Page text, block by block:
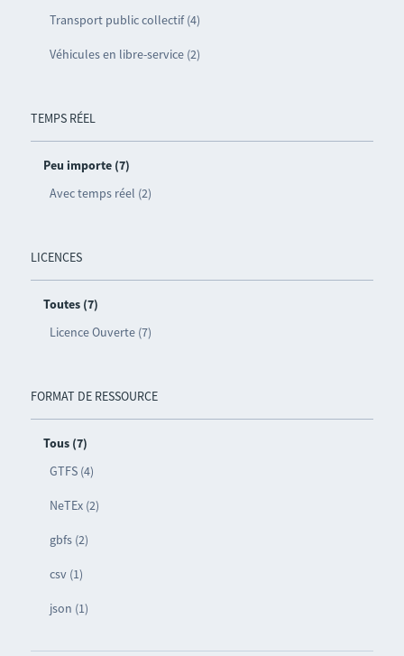
Transport public collectif (4)
Véhicules en libre-service (2)
TEMPS RÉEL
Peu importe (7)
Avec temps réel (2)
LICENCES
Toutes (7)
Licence Ouverte (7)
FORMAT DE RESSOURCE
Tous (7)
GTFS (4)
NeTEx (2)
gbfs (2)
csv (1)
json (1)